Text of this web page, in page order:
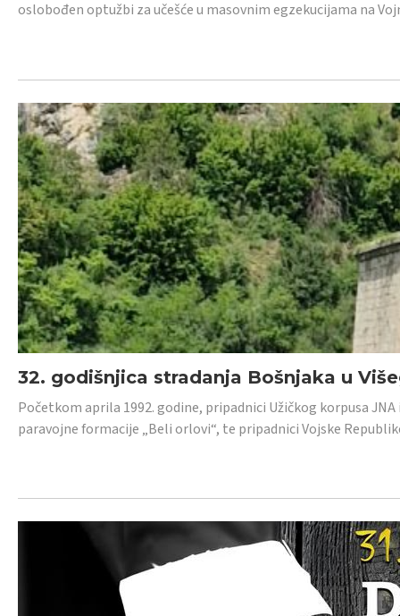
oslobođen optužbi za učešće u masovnim egzekucijama na
32. godišnjica stradanja Bošnjaka u
Početkom aprila 1992. godine, pripadnici Užičkog korpusa
paravojne formacije „Beli orlovi“, te pripadnici Vojske